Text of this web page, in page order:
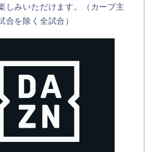
しみいただけます。（カープ主
合を除く全試合）